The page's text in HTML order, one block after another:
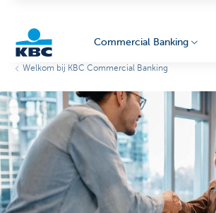
Corporate
Commercial Banking
Welkom bij KBC Commercial Banking